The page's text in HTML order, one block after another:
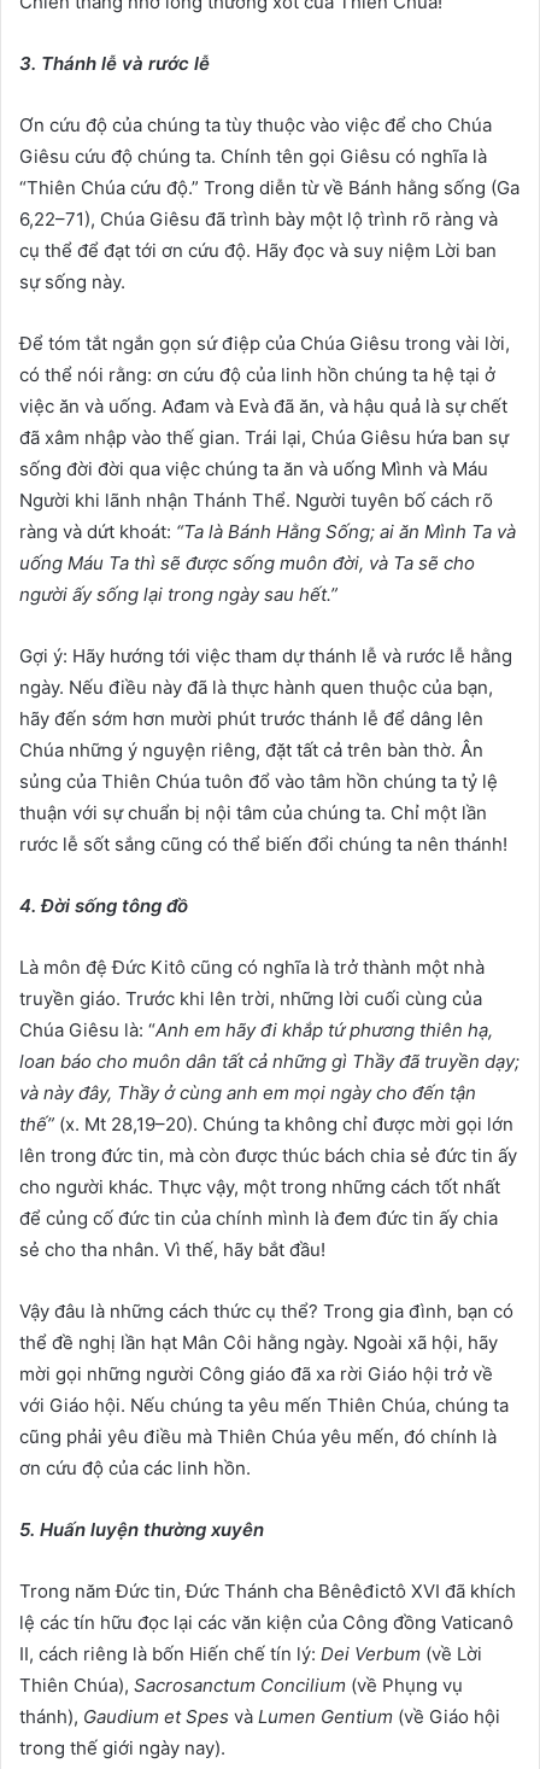
3. Thánh lễ và rước lễ
Ơn cứu độ của chúng ta tùy thuộc vào việc để cho Chúa
Giêsu cứu độ chúng ta. Chính tên gọi Giêsu có nghĩa là
“Thiên Chúa cứu độ.” Trong diễn từ về Bánh hằng sống (Ga
6,22–71), Chúa Giêsu đã trình bày một lộ trình rõ ràng và
cụ thể để đạt tới ơn cứu độ. Hãy đọc và suy niệm Lời ban
sự sống này.
Để tóm tắt ngắn gọn sứ điệp của Chúa Giêsu trong vài lời,
có thể nói rằng: ơn cứu độ của linh hồn chúng ta hệ tại ở
việc ăn và uống. Ađam và Evà đã ăn, và hậu quả là sự chết
đã xâm nhập vào thế gian. Trái lại, Chúa Giêsu hứa ban sự
sống đời đời qua việc chúng ta ăn và uống Mình và Máu
Người khi lãnh nhận Thánh Thể. Người tuyên bố cách rõ
ràng và dứt khoát: “Ta là Bánh Hằng Sống; ai ăn Mình Ta và
uống Máu Ta thì sẽ được sống muôn đời, và Ta sẽ cho
người ấy sống lại trong ngày sau hết.”
Gợi ý: Hãy hướng tới việc tham dự thánh lễ và rước lễ hằng
ngày. Nếu điều này đã là thực hành quen thuộc của bạn,
hãy đến sớm hơn mười phút trước thánh lễ để dâng lên
Chúa những ý nguyện riêng, đặt tất cả trên bàn thờ. Ân
sủng của Thiên Chúa tuôn đổ vào tâm hồn chúng ta tỷ lệ
thuận với sự chuẩn bị nội tâm của chúng ta. Chỉ một lần
rước lễ sốt sắng cũng có thể biến đổi chúng ta nên thánh!
4. Đời sống tông đồ
Là môn đệ Đức Kitô cũng có nghĩa là trở thành một nhà
truyền giáo. Trước khi lên trời, những lời cuối cùng của
Chúa Giêsu là: “Anh em hãy đi khắp tứ phương thiên hạ,
loan báo cho muôn dân tất cả những gì Thầy đã truyền dạy;
và này đây, Thầy ở cùng anh em mọi ngày cho đến tận
thế” (x. Mt 28,19–20). Chúng ta không chỉ được mời gọi lớn
lên trong đức tin, mà còn được thúc bách chia sẻ đức tin ấy
cho người khác. Thực vậy, một trong những cách tốt nhất
để củng cố đức tin của chính mình là đem đức tin ấy chia
sẻ cho tha nhân. Vì thế, hãy bắt đầu!
Vậy đâu là những cách thức cụ thể? Trong gia đình, bạn có
thể đề nghị lần hạt Mân Côi hằng ngày. Ngoài xã hội, hãy
mời gọi những người Công giáo đã xa rời Giáo hội trở về
với Giáo hội. Nếu chúng ta yêu mến Thiên Chúa, chúng ta
cũng phải yêu điều mà Thiên Chúa yêu mến, đó chính là
ơn cứu độ của các linh hồn.
5. Huấn luyện thường xuyên
Trong năm Đức tin, Đức Thánh cha Bênêđictô XVI đã khích
lệ các tín hữu đọc lại các văn kiện của Công đồng Vaticanô
II, cách riêng là bốn Hiến chế tín lý: Dei Verbum (về Lời
Thiên Chúa), Sacrosanctum Concilium (về Phụng vụ
thánh), Gaudium et Spes và Lumen Gentium (về Giáo hội
trong thế giới ngày nay).